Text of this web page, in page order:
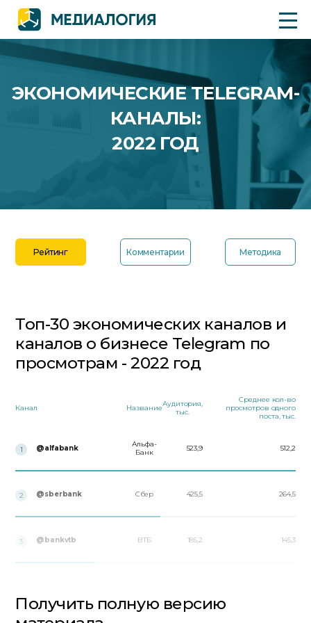
ЭКОНОМИЧЕСКИЕ TELEGRAM-
КАНАЛЫ:
2022 ГОД
Рейтинг Комментарии Методика
Топ-30 экономических каналов и
каналов о бизнесе Telegram по
просмотрам - 2022 год
Канал НазваниеАудитория,
тыс.
Среднее кол-во
просмотров одного
поста, тыс.
1 @alfabank
Альфа-
Банк
523,9 512,2
2 @sberbank Сбер 425,5 264,5
3 @bankvtb ВТБ 185,2 145,3
Получить полную версию